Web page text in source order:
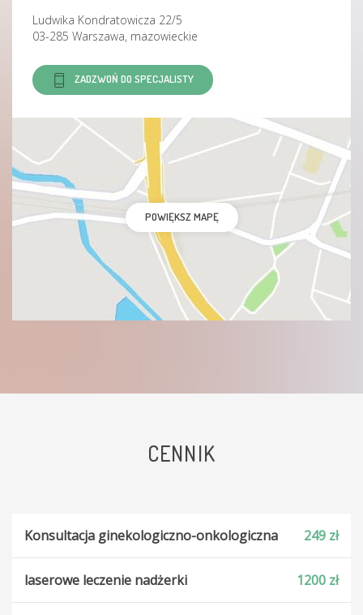
Ludwika Kondratowicza 22/5
03-285 Warszawa, mazowieckie
ZADZWOŃ DO SPECJALISTY
POWIĘKSZ MAPĘ
CENNIK
Konsultacja ginekologiczno-onkologiczna 249 zł
laserowe leczenie nadżerki 1200 zł